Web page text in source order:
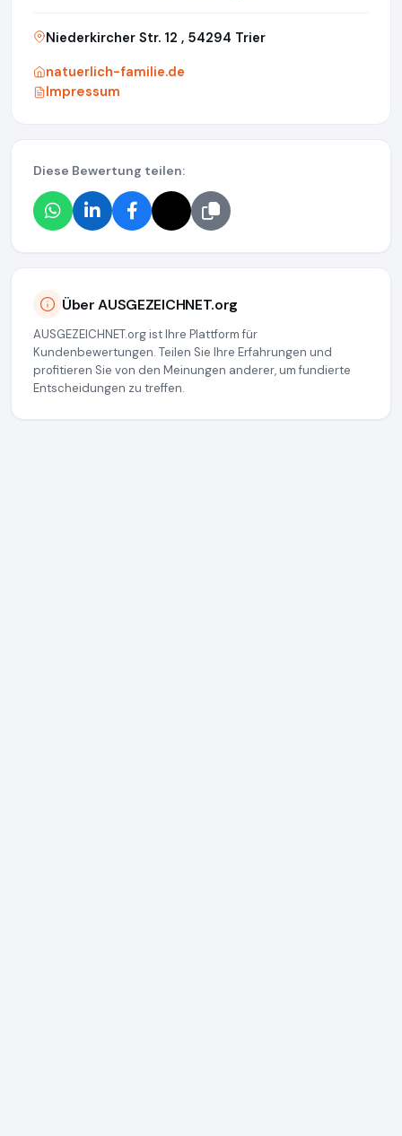
Niederkircher Str. 12 , 54294 Trier
natuerlich-familie.de
Impressum
Diese Bewertung teilen:
Über AUSGEZEICHNET.org
AUSGEZEICHNET.org ist Ihre Plattform für
Kundenbewertungen. Teilen Sie Ihre Erfahrungen und
profitieren Sie von den Meinungen anderer, um fundierte
Entscheidungen zu treffen.